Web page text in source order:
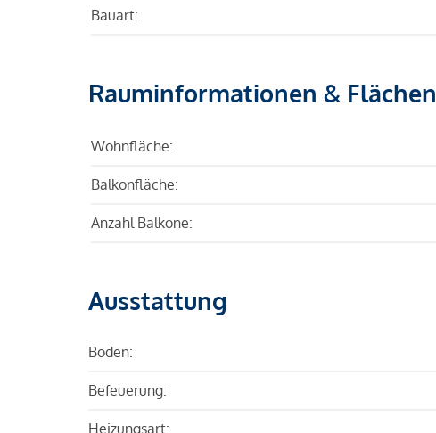
Bauart:
Rauminformationen & Flächen
Wohnfläche:
Balkonfläche:
Anzahl Balkone:
Ausstattung
Boden:
Befeuerung:
Heizungsart: